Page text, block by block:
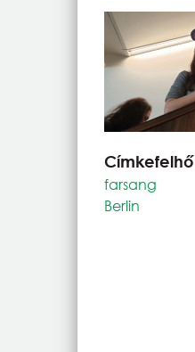
Címkefelhő
farsang
Berlin